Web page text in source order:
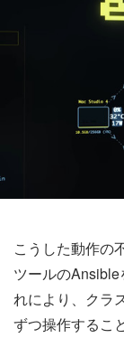
こうした動作の
ツールの
れにより、クラ
ずつ操作するこ